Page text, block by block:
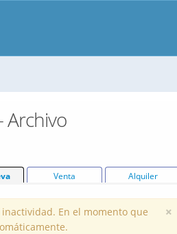
Archivo
Venta Alquiler
×
En el momento que